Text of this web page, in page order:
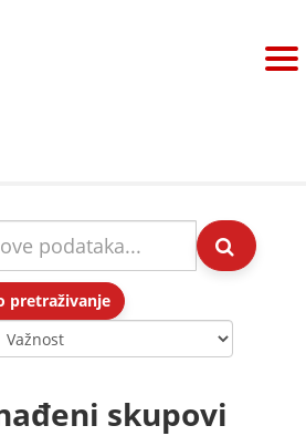
pretraživanje
skupovi